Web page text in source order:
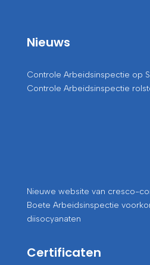
Nieuws
Controle Arbeidsinspectie op
Controle Arbeidsinspectie
Nieuwe website van cresco-
Boete Arbeidsinspectie
diisocyanaten
Certificaten